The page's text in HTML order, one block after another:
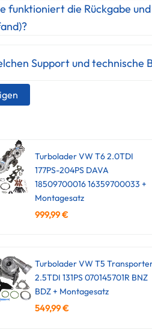
funktioniert die Rückgabe
Support und technische
Turbolader VW T6 2.0TDI
177PS-204PS DAVA
18509700016 16359700033 +
Montagesatz
999,99€
Turbolader VW T5
2.5TDI 131PS 070145701R BNZ
BDZ + Montagesatz
549,99€